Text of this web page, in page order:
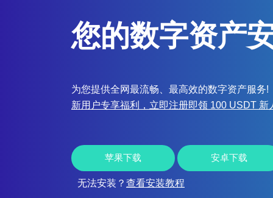
您的数字资产
为您提供全网最流畅、最高效的数字资产服务!
新用户专享福利，立即注册即领 100 USDT 新
苹果下载 安卓下载
无法安装？ 查看安装教程